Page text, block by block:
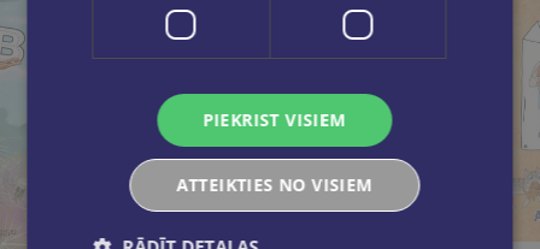
PIEKRIST VISIEM
ATTEIKTIES NO VISIEM